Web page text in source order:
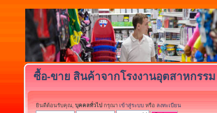
ซื้อ-ขาย สินค้าจากโรงงานอุตสาหกรร
ยินดีต้อนรับคุณ, บุคคลทั่วไป กรุณา เข้าสู่ระบบ หรือ ลงทะเบียน